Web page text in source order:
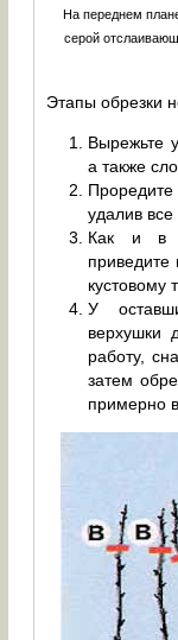
На переднем
серой
Этапы обрезки
Вырежьте
а также
удалив
Как и в
приведите
кустовому
У
верхушки
работу,
затем
примерно